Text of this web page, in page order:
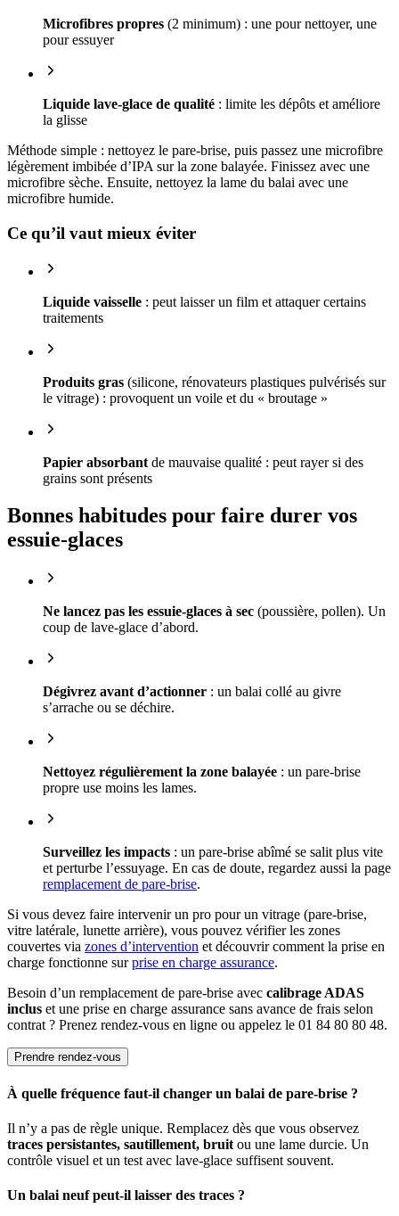
Microfibres propres (2 minimum) : une pour nettoyer, une
pour essuyer
Liquide lave-glace de qualité : limite les dépôts et améliore
la glisse
Méthode simple : nettoyez le pare-brise, puis passez une microfibre
légèrement imbibée d’IPA sur la zone balayée. Finissez avec une
microfibre sèche. Ensuite, nettoyez la lame du balai avec une
microfibre humide.
Ce qu’il vaut mieux éviter
Liquide vaisselle : peut laisser un film et attaquer certains
traitements
Produits gras (silicone, rénovateurs plastiques pulvérisés sur
le vitrage) : provoquent un voile et du « broutage »
Papier absorbant de mauvaise qualité : peut rayer si des
grains sont présents
Bonnes habitudes pour faire durer vos
essuie-glaces
Ne lancez pas les essuie-glaces à sec (poussière, pollen). Un
coup de lave-glace d’abord.
Dégivrez avant d’actionner : un balai collé au givre
s’arrache ou se déchire.
Nettoyez régulièrement la zone balayée : un pare-brise
propre use moins les lames.
Surveillez les impacts : un pare-brise abîmé se salit plus vite
et perturbe l’essuyage. En cas de doute, regardez aussi la page
remplacement de pare-brise.
Si vous devez faire intervenir un pro pour un vitrage (pare-brise,
vitre latérale, lunette arrière), vous pouvez vérifier les zones
couvertes via zones d’intervention et découvrir comment la prise en
charge fonctionne surprise en charge assurance.
Besoin d’un remplacement de pare-brise avec calibrage ADAS
inclus et une prise en charge assurance sans avance de frais selon
contrat ? Prenez rendez-vous en ligne ou appelez le 01 84 80 80 48.
Prendre rendez-vous
À quelle fréquence faut-il changer un balai de pare-brise ?
Il n’y a pas de règle unique. Remplacez dès que vous observez
traces persistantes, sautillement, bruit ou une lame durcie. Un
contrôle visuel et un test avec lave-glace suffisent souvent.
Un balai neuf peut-il laisser des traces ?